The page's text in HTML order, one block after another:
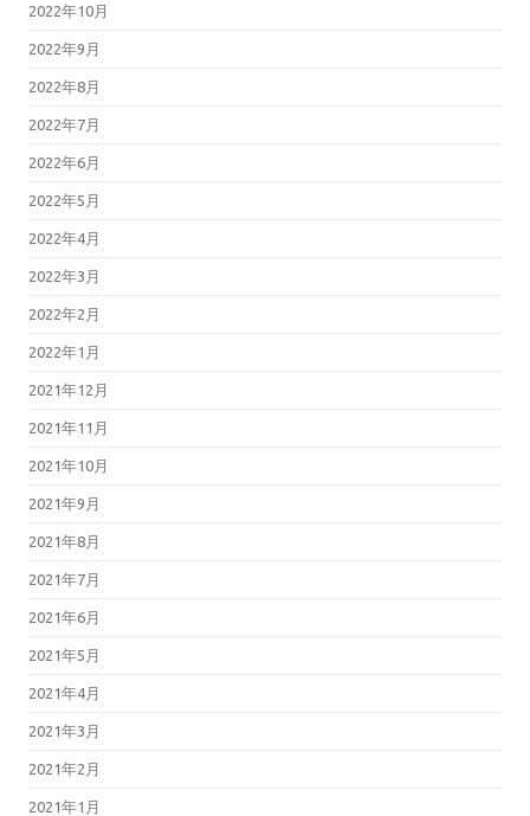
2022年10月
2022年9月
2022年8月
2022年7月
2022年6月
2022年5月
2022年4月
2022年3月
2022年2月
2022年1月
2021年12月
2021年11月
2021年10月
2021年9月
2021年8月
2021年7月
2021年6月
2021年5月
2021年4月
2021年3月
2021年2月
2021年1月